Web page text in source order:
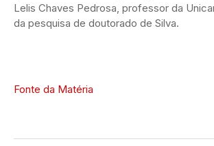
Lelis Chaves Pedrosa, professor da
da pesquisa de doutorado de Silva.
Fonte da Matéria